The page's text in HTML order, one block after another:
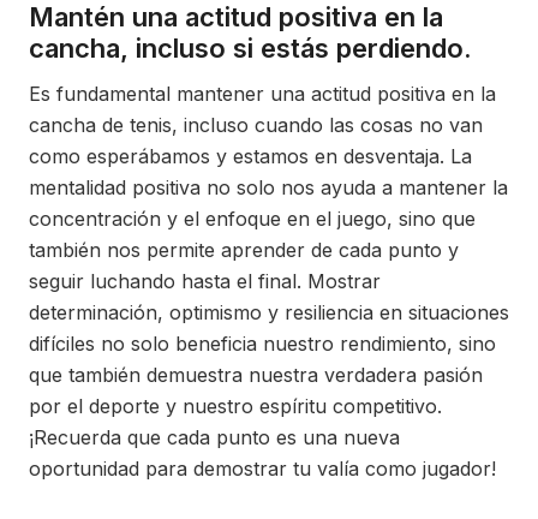
Mantén una actitud positiva en la
cancha, incluso si estás perdiendo.
Es fundamental mantener una actitud positiva en la
cancha de tenis, incluso cuando las cosas no van
como esperábamos y estamos en desventaja. La
mentalidad positiva no solo nos ayuda a mantener la
concentración y el enfoque en el juego, sino que
también nos permite aprender de cada punto y
seguir luchando hasta el final. Mostrar
determinación, optimismo y resiliencia en situaciones
difíciles no solo beneficia nuestro rendimiento, sino
que también demuestra nuestra verdadera pasión
por el deporte y nuestro espíritu competitivo.
¡Recuerda que cada punto es una nueva
oportunidad para demostrar tu valía como jugador!